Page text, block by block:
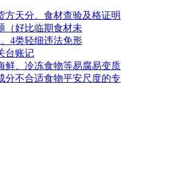
方天分、食材查验及格证明
（好比临期食材未
4类轻细违法免形
台账记
鲜、冷冻食物等易腐易变质
分不合适食物平安尺度的专